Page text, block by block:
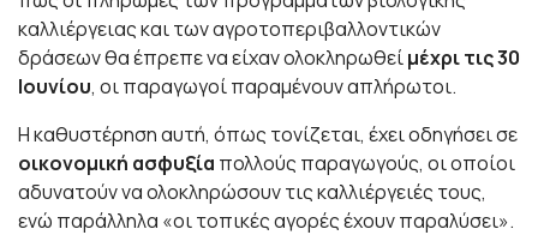
καλλιέργειας και των αγροτοπεριβαλλοντικών
δράσεων θα έπρεπε να είχαν ολοκληρωθείμέχρι τις 30
Ιουνίου, οι παραγωγοί παραμένουν απλήρωτοι.
Η καθυστέρηση αυτή, όπως τονίζεται, έχει οδηγήσει σε
οικονομική ασφυξία πολλούς παραγωγούς, οι οποίοι
αδυνατούν να ολοκληρώσουν τις καλλιέργειές τους,
ενώ παράλληλα «οι τοπικές αγορές έχουν παραλύσει».